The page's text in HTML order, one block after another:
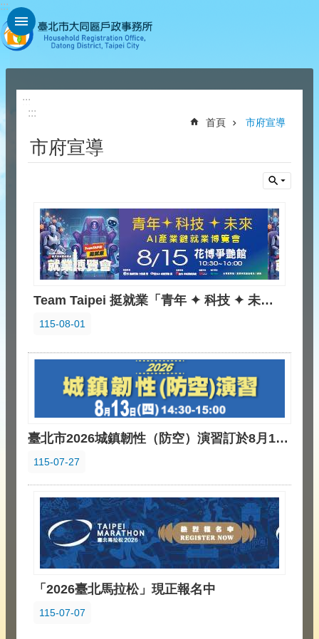
跳到主要內容區塊
:::
:::
:::
首頁 市府宣導
市府宣導
Team Taipei 挺就業「青年 ✦ 科技 ✦ 未來」AI產業鏈就業博覽會
115-08-01
臺北市2026城鎮韌性（防空）演習訂於8月13日 （四）14時30分至15時實施。
115-07-27
「2026臺北馬拉松」現正報名中
115-07-07